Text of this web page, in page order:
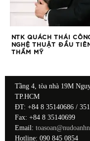
NTK QUÁCH THÁI
NGHỆ THUẬT ĐẦU
THẨM MỸ
Tầng 4, tòa nhà 19M
TP.HCM
ĐT: +84 8 35140686 /
Fax: +84 8 35140699
Email:
Hotline: 090 845 0854